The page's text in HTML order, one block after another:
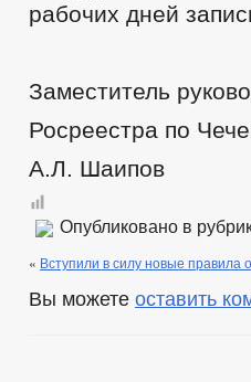
рабочих дней
Заместитель
Росреестра по
А.Л. Шаипов
Опубликовано в
« Вступили в силу новые
Вы можете оставить